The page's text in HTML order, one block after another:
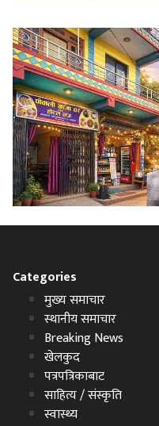
Categories
मुख्य समाचार
स्थानीय समाचार
Breaking News
खेलकुद
पत्रपत्रिकाबाट
साहित्य / संस्कृति
स्वास्थ्य